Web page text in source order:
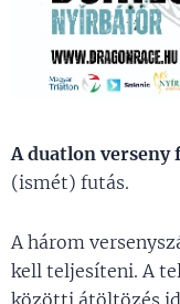
A duatlon verseny
(ismét) futás.
A három
kell teljesíteni. A